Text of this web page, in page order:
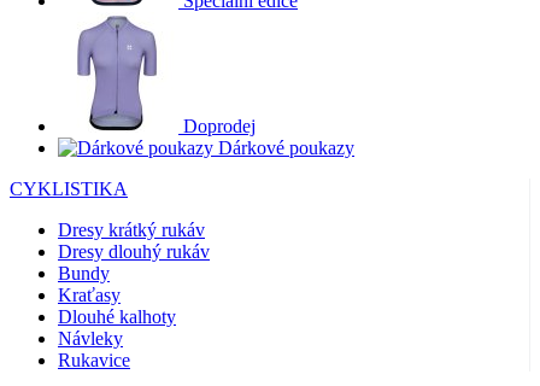
Doprodej
Dárkové poukazy
CYKLISTIKA
Dresy krátký rukáv
Dresy dlouhý rukáv
Bundy
Kraťasy
Dlouhé kalhoty
Návleky
Rukavice